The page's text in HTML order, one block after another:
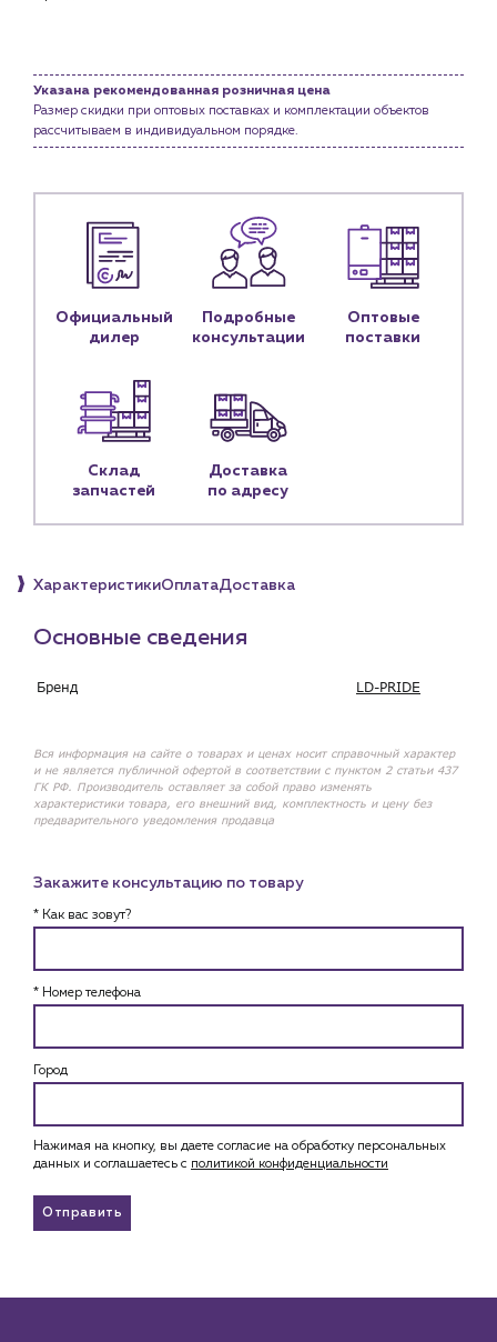
Новости
Контакты
Контактные данные
Чат-бот
+7 (918) 070-19-79
sales@profpotok.ru
Указана рекомендованная розничная цена
Размер скидки при оптовых поставках и комплектации объектов
рассчитываем в индивидуальном порядке.
Официальный
дилер
Подробные
консультации
Оптовые
поставки
Склад
запчастей
Доставка
по адресу
ХарактеристикиОплатаДоставка
Основные сведения
Бренд LD-PRIDE
Вся информация на сайте о товарах и ценах носит справочный характер
и не является публичной офертой в соответствии с пунктом 2 статьи 437
ГК РФ. Производитель оставляет за собой право изменять
характеристики товара, его внешний вид, комплектность и цену без
предварительного уведомления продавца
Закажите консультацию по товару
* Как вас зовут?
* Номер телефона
Город
Нажимая на кнопку, вы даете согласие на обработку персональных
данных и соглашаетесь c политикой конфиденциальности
Отправить